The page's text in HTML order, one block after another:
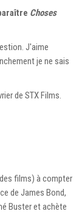
Choses
J'aime
je ne sais
de STX Films.
films) à compter
de James Bond,
Buster et achète